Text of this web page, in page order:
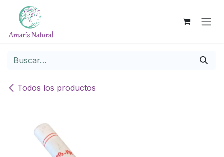
Ir al contenido
Todos los productos